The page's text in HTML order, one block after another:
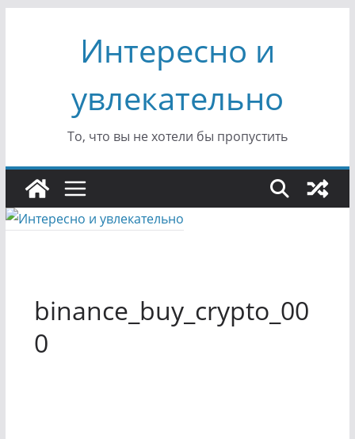
содержимомуИнтересно и
увлекательно
То, что вы не хотели бы пропустить
binance_buy_crypto_00
0